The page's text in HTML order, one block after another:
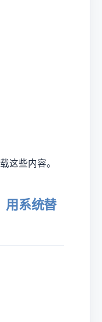
这些内容。
用系统替